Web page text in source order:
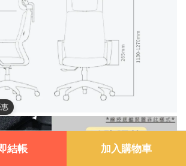
結帳 加入購物車
惠